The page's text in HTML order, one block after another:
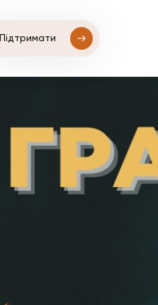
Підтримати